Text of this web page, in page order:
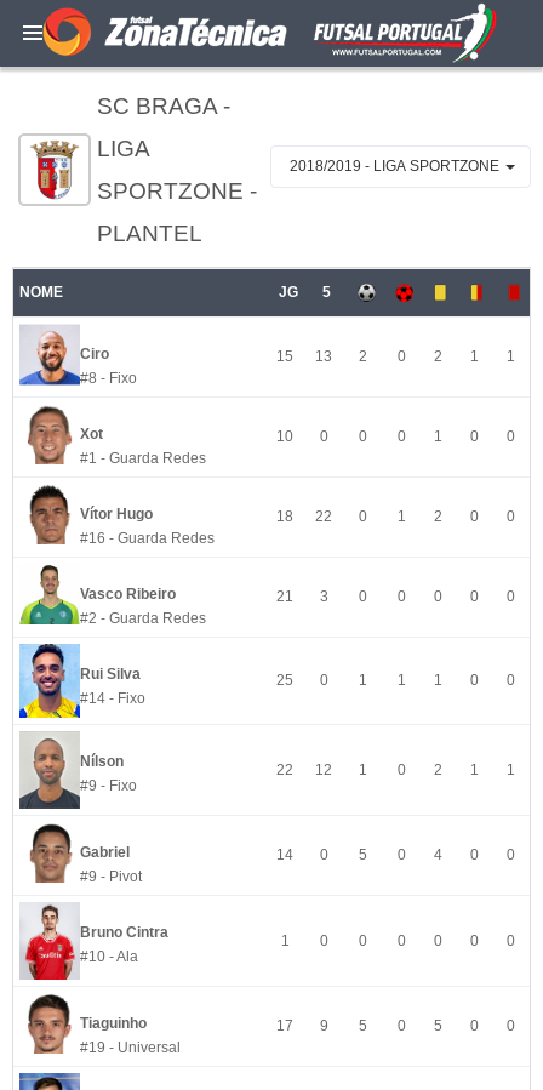
SC BRAGA -
LIGA
SPORTZONE -
PLANTEL
2018/2019 - LIGA SPORTZONE
NOME JG 5
Ciro
#8 - Fixo
15 13 2 0 2 1 1
Xot
#1 - Guarda Redes
10 0 0 0 1 0 0
Vítor Hugo
#16 - Guarda Redes
18 22 0 1 2 0 0
Vasco Ribeiro
#2 - Guarda Redes
21 3 0 0 0 0 0
Rui Silva
#14 - Fixo
25 0 1 1 1 0 0
Nílson
#9 - Fixo
22 12 1 0 2 1 1
Gabriel
#9 - Pivot
14 0 5 0 4 0 0
Bruno Cintra
#10 - Ala
1 0 0 0 0 0 0
Tiaguinho
#19 - Universal
17 9 5 0 5 0 0